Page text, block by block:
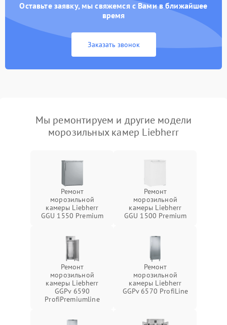
Оставьте заявку, мы свяжемся с Вами в ближайшее
время
Заказать звонок
Мы ремонтируем и другие модели
морозильных камер Liebherr
Ремонт
морозильной
камеры Liebherr
GGU 1550 Premium
Ремонт
морозильной
камеры Liebherr
GGU 1500 Premium
Ремонт
морозильной
камеры Liebherr
GGPv 6590
ProfiPremiumline
Ремонт
морозильной
камеры Liebherr
GGPv 6570 ProfiLine